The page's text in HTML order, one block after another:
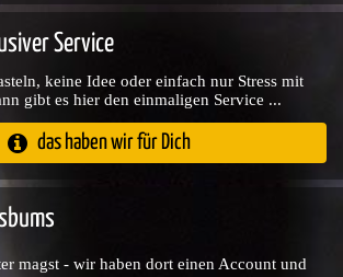
Service
keine Idee oder einfach nur Stress mit
gibt es hier den einmaligen Service ...
das haben wir für Dich
magst - wir haben dort einen Account und